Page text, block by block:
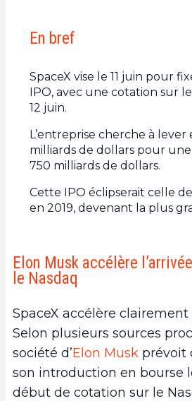
En bref
SpaceX vise le 11 juin pour
IPO, avec une cotation sur
12 juin.
L’entreprise cherche à lever
milliards de dollars pour une
750 milliards de dollars.
Cette IPO éclipserait celle
en 2019, devenant la plus
Elon Musk accélère
le Nasdaq
SpaceX accélère
Selon plusieurs sources
société d’Elon Musk prévoit
son introduction en bourse
début de cotation sur le